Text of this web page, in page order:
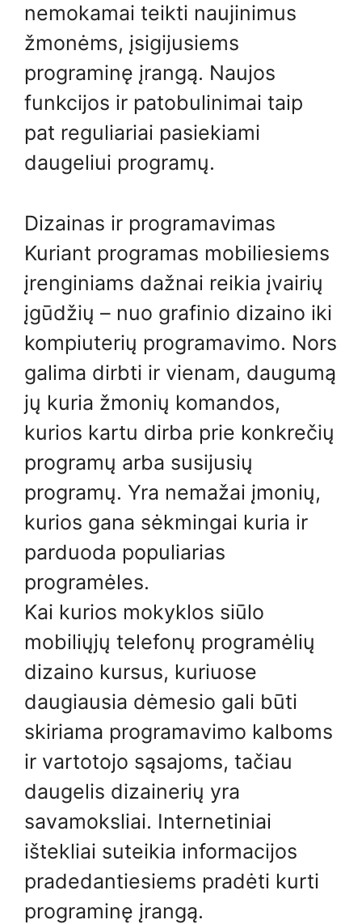
nemokamai teikti naujinimus
žmonėms, įsigijusiems
programinę įrangą. Naujos
funkcijos ir patobulinimai taip
pat reguliariai pasiekiami
daugeliui programų.
Dizainas ir programavimas
Kuriant programas mobiliesiems
įrenginiams dažnai reikia įvairių
įgūdžių – nuo ​​grafinio dizaino iki
kompiuterių programavimo. Nors
galima dirbti ir vienam, daugumą
jų kuria žmonių komandos,
kurios kartu dirba prie konkrečių
programų arba susijusių
programų. Yra nemažai įmonių,
kurios gana sėkmingai kuria ir
parduoda populiarias
programėles.
Kai kurios mokyklos siūlo
mobiliųjų telefonų programėlių
dizaino kursus, kuriuose
daugiausia dėmesio gali būti
skiriama programavimo kalboms
ir vartotojo sąsajoms, tačiau
daugelis dizainerių yra
savamoksliai. Internetiniai
ištekliai suteikia informacijos
pradedantiesiems pradėti kurti
programinę įrangą.